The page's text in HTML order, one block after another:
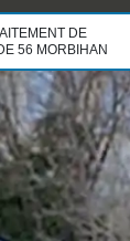
DE
56 MORBIHAN